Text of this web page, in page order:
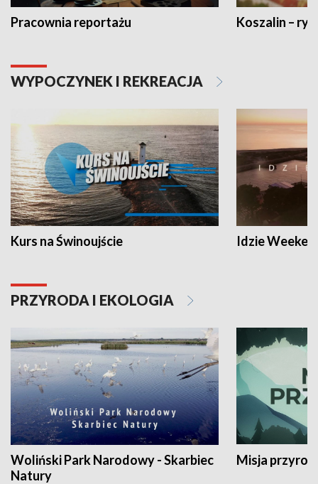
Pracownia reportażu Koszalin –
WYPOCZYNEK I REKREACJA
Kurs na Świnoujście Idzie
PRZYRODA I EKOLOGIA
Woliński Park Narodowy - Skarbiec
Natury
Misja